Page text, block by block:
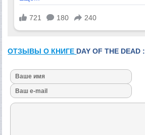
ОТЗЫВЫ О КНИГЕ DAY OF THE DEAD :